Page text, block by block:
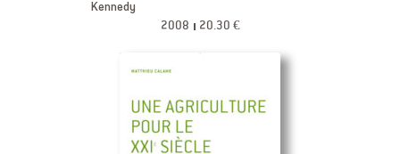
Kennedy
2008 20.30 €